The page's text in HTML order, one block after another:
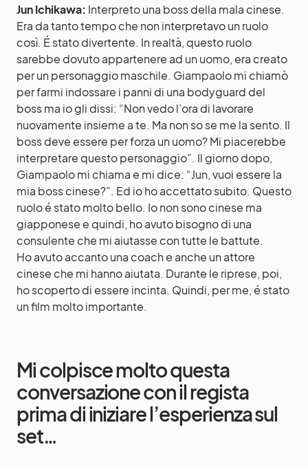
Jun Ichikawa: Interpreto una boss della mala cinese.
Era da tanto tempo che non interpretavo un ruolo
così. É stato divertente. In realtà, questo ruolo
sarebbe dovuto appartenere ad un uomo, era creato
per un personaggio maschile. Giampaolo mi chiamò
per farmi indossare i panni di una bodyguard del
boss ma io gli dissi: “Non vedo l’ora di lavorare
nuovamente insieme a te. Ma non so se me la sento. Il
boss deve essere per forza un uomo? Mi piacerebbe
interpretare questo personaggio”. Il giorno dopo,
Giampaolo mi chiama e mi dice: “Jun, vuoi essere la
mia boss cinese?”. Ed io ho accettato subito. Questo
ruolo é stato molto bello. Io non sono cinese ma
giapponese e quindi, ho avuto bisogno di una
consulente che mi aiutasse con tutte le battute.
Ho avuto accanto una coach e anche un attore
cinese che mi hanno aiutata. Durante le riprese, poi,
ho scoperto di essere incinta. Quindi, per me, é stato
un film molto importante.
Mi colpisce molto questa
conversazione con il regista
prima di iniziare l’esperienza sul
set…